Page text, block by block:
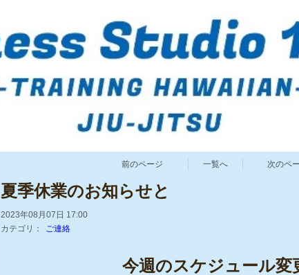
前のページ 一覧へ 次のペ
夏季休業のお知らせと
2023年08月07日 17:00
カテゴリ：
ご連絡
今週のスケジュール変